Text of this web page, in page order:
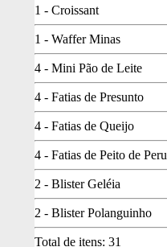
1 - Croissant
1 - Waffer Minas
4 - Mini Pão de Leite
4 - Fatias de Presunto
4 - Fatias de Queijo
4 - Fatias de Peito de Peru
2 - Blister Geléia
2 - Blister Polanguinho
Total de itens: 31